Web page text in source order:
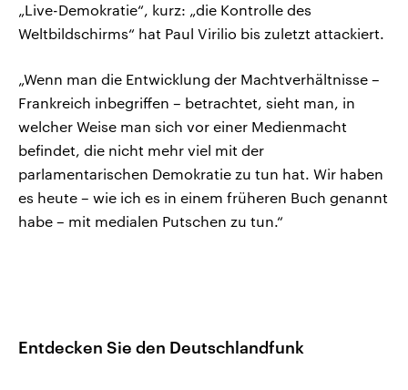
„Live-Demokratie“, kurz: „die Kontrolle des
Weltbildschirms“ hat Paul Virilio bis zuletzt attackiert.
„Wenn man die Entwicklung der Machtverhältnisse –
Frankreich inbegriffen – betrachtet, sieht man, in
welcher Weise man sich vor einer Medienmacht
befindet, die nicht mehr viel mit der
parlamentarischen Demokratie zu tun hat. Wir haben
es heute – wie ich es in einem früheren Buch genannt
habe – mit medialen Putschen zu tun.“
Entdecken Sie den Deutschlandfunk